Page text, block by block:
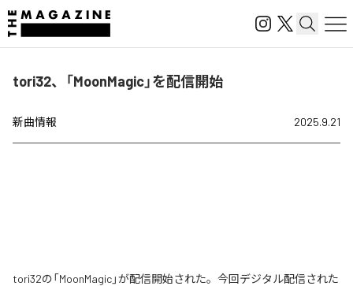
tori32、「MoonMagic」を配信開始
新曲情報 2025.9.21
tori32の「MoonMagic」が配信開始された。今回デジタル配信された